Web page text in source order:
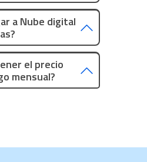
a Nube digital
el precio
mensual?